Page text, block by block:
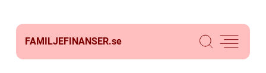
FAMILJEFINANSER.se